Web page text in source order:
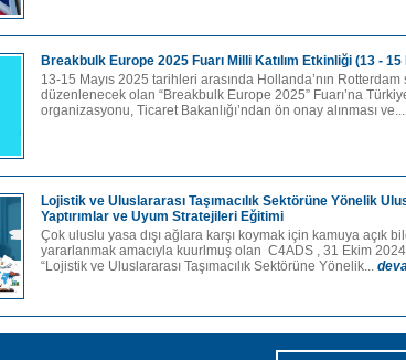
Breakbulk Europe 2025 Fuarı Milli Katılım Etkinliği (13 - 15
13-15 Mayıs 2025 tarihleri arasında Hollanda’nın Rotterdam
düzenlenecek olan “Breakbulk Europe 2025” Fuarı’na
organizasyonu, Ticaret Bakanlığı’ndan ön onay alınması ve...
Lojistik ve Uluslararası Taşımacılık Sektörüne Yönelik
Yaptırımlar ve Uyum Stratejileri Eğitimi
Çok uluslu yasa dışı ağlara karşı koymak için kamuya açık
yararlanmak amacıyla kuurlmuş olan C4ADS , 31 Ekim
“Lojistik ve Uluslararası Taşımacılık Sektörüne Yönelik...